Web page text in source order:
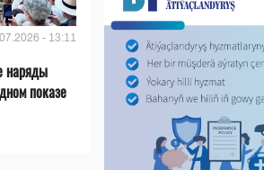
- 13:11
наряды
показе